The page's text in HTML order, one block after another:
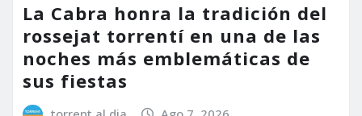
La Cabra honra la tradición del
rossejat torrentí en una de las
noches más emblemáticas de
sus fiestas